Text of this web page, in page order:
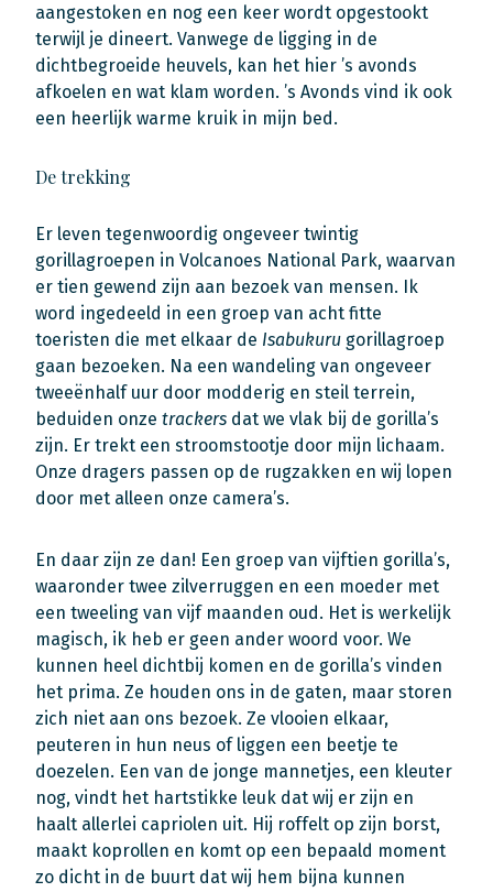
aangestoken en nog een keer wordt opgestookt
terwijl je dineert. Vanwege de ligging in de
dichtbegroeide heuvels, kan het hier ’s avonds
afkoelen en wat klam worden. ’s Avonds vind ik ook
een heerlijk warme kruik in mijn bed.
De trekking
Er leven tegenwoordig ongeveer twintig
gorillagroepen in Volcanoes National Park, waarvan
er tien gewend zijn aan bezoek van mensen. Ik
word ingedeeld in een groep van acht fitte
toeristen die met elkaar de Isabukuru gorillagroep
gaan bezoeken. Na een wandeling van ongeveer
tweeënhalf uur door modderig en steil terrein,
beduiden onze trackers dat we vlak bij de gorilla’s
zijn. Er trekt een stroomstootje door mijn lichaam.
Onze dragers passen op de rugzakken en wij lopen
door met alleen onze camera’s.
En daar zijn ze dan! Een groep van vijftien gorilla’s,
waaronder twee zilverruggen en een moeder met
een tweeling van vijf maanden oud. Het is werkelijk
magisch, ik heb er geen ander woord voor. We
kunnen heel dichtbij komen en de gorilla’s vinden
het prima. Ze houden ons in de gaten, maar storen
zich niet aan ons bezoek. Ze vlooien elkaar,
peuteren in hun neus of liggen een beetje te
doezelen. Een van de jonge mannetjes, een kleuter
nog, vindt het hartstikke leuk dat wij er zijn en
haalt allerlei capriolen uit. Hij roffelt op zijn borst,
maakt koprollen en komt op een bepaald moment
zo dicht in de buurt dat wij hem bijna kunnen